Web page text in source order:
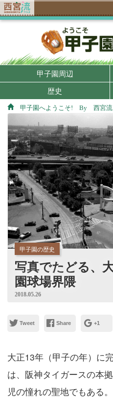
甲子園周辺
歴史
甲子園へようこそ! By 西宮流
写真でたどる、
園球場界隈
甲子園の歴史
2018.05.26
大正13年（甲子の年）に
は、阪神タイガースの本
児の憧れの聖地でもある。
Tweet Share +1